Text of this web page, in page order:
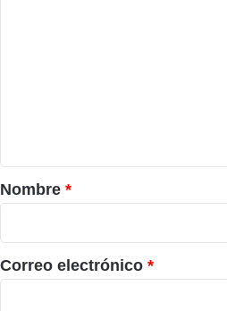
r
i
o
*
Nombre *
Correo electrónico *